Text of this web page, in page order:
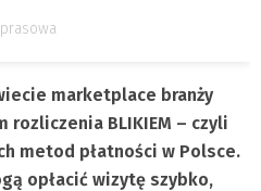
marketplace branży
rozliczenia BLIKIEM – czyli
metod płatności w Polsce.
opłacić wizytę szybko,